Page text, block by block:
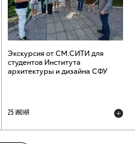
Экскурсия от СМ.СИТИ для
студентов Института
архитектуры и дизайна СФУ
25 ИЮНЯ